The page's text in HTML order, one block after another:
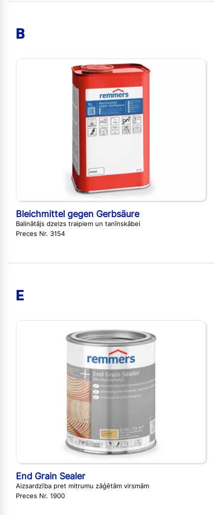
B
Bleichmittel gegen Gerbsäure
Balinātājs dzelzs traipiem un tanīnskābei
Preces Nr. 3154
E
End Grain Sealer
Aizsardzība pret mitrumu zāģētām virsmām
Preces Nr. 1900